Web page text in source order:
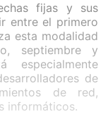
fijas y sus
entre el primero
esta modalidad
septiembre y
especialmente
de
de red,
informáticos.